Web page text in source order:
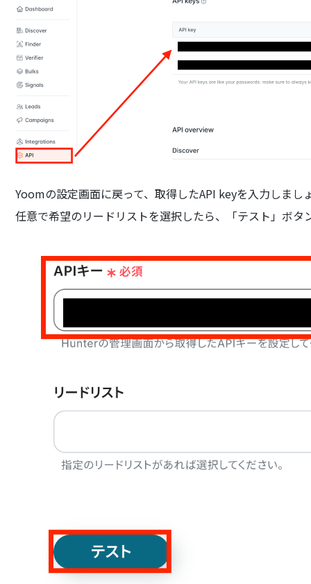
Yoomの設定画面に戻って、取得したAPI keyを入力しまし
任意で希望のリードリストを選択したら、「テスト」ボタ